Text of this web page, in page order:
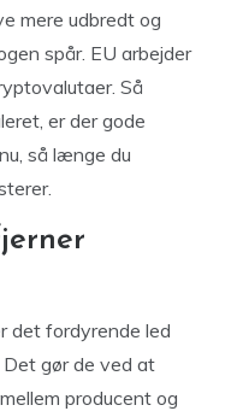
mere udbredt og
spår. EU arbejder
Så
er der gode
så længe du
det fordyrende led
Det gør de ved at
producent og